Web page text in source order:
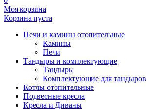
Моя корзина
Корзина пуста
Печи и камины отопительные
Камины
Печи
Тандыры и комплектующие
Тандыры
Комплектующие для тандыров
Котлы отопительные
Подвесные кресла
Кресла и Диваны